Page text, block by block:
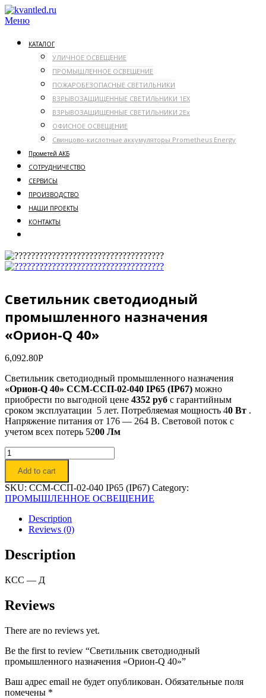
Перейти
к
Меню
КАТАЛОГ
УЛИЧНОЕ ОСВЕЩЕНИЕ
ПРОМЫШЛЕННОЕ ОСВЕЩЕНИЕ
ПОЖАРОБЕЗОПАСНЫЕ СВЕТИЛЬНИКИ
ВЗРЫВОЗАЩИЩЕННЫЕ СВЕТИЛЬНИКИ 1ЕX
ВЗРЫВОЗАЩИЩЕННЫЕ СВЕТИЛЬНИКИ 2Ex
ОФИСНОЕ ОСВЕЩЕНИЕ
Свинцово-кислотные аккумуляторы Prometheus Energy
Прометей АКБ
СОТРУДНИЧЕСТВО
СЕРВИСЫ
ПРОИЗВОДСТВО
НАШИ ПРОЕКТЫ
КОНТАКТЫ
Светильник светодиодный
промышленного назначения
«Орион-Q 40»
6,092.80Р
Светильник светодиодный промышленного назначения
«Орион-Q 40» ССМ-ССП-02-040 IP65 (IP67) можно
приобрести по выгодной цене 4352 руб с гарантийным
сроком эксплуатации 5 лет. Потребляемая мощность 40 Вт .
Напряжение питания от 176 — 264 В. Световой поток с
учетом всех потерь 5200 Лм
Светильник
светодиодный
промышленного
назначения
«Орион-
Q
quantity
Add to cart
SKU: ССМ-ССП-02-040 IP65 (IP67) Category:
ПРОМЫШЛЕННОЕ ОСВЕЩЕНИЕ
Description
Reviews (0)
Description
КСС — Д
Reviews
There are no reviews yet.
Be the first to review “Светильник светодиодный
промышленного назначения «Орион-Q 40»”
Ваш адрес email не будет опубликован. Обязательные поля
помечены *